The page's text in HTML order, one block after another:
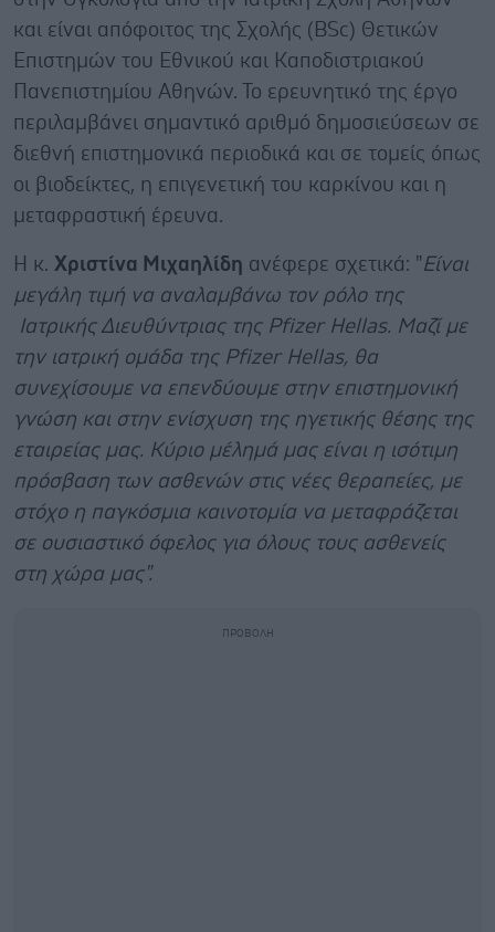
και είναι απόφοιτος της Σχολής (BSc) Θετικών
Επιστημών του Εθνικού και Καποδιστριακού
Πανεπιστημίου Αθηνών. Το ερευνητικό της έργο
περιλαμβάνει σημαντικό αριθμό δημοσιεύσεων σε
διεθνή επιστημονικά περιοδικά και σε τομείς όπως
οι βιοδείκτες, η επιγενετική του καρκίνου και η
μεταφραστική έρευνα.
Η κ. Χριστίνα Μιχαηλίδη ανέφερε σχετικά: "Είναι
μεγάλη τιμή να αναλαμβάνω τον ρόλο της
Ιατρικής Διευθύντριας της Pfizer Hellas. Μαζί με
την ιατρική ομάδα της Pfizer Hellas, θα
συνεχίσουμε να επενδύουμε στην επιστημονική
γνώση και στην ενίσχυση της ηγετικής θέσης της
εταιρείας μας. Κύριο μέλημά μας είναι η ισότιμη
πρόσβαση των ασθενών στις νέες θεραπείες, με
στόχο η παγκόσμια καινοτομία να μεταφράζεται
σε ουσιαστικό όφελος για όλους τους ασθενείς
στη χώρα μας".